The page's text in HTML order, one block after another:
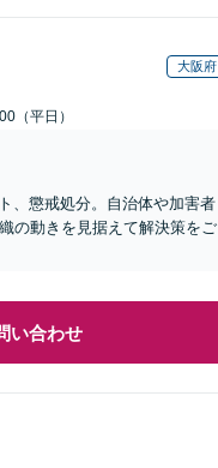
大阪府
（平日）
、懲戒処分。自治体や加害者
の動きを見据えて解決策をご
い合わせ